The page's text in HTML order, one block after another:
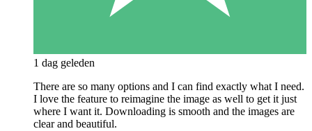
1 dag geleden
There are so many options and I can find exactly what I need.
I love the feature to reimagine the image as well to get it just
where I want it. Downloading is smooth and the images are
clear and beautiful.